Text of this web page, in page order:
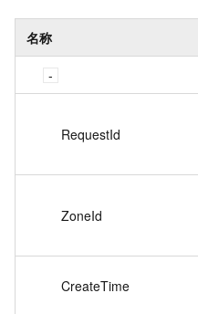
名称
RequestId
ZoneId
CreateTime